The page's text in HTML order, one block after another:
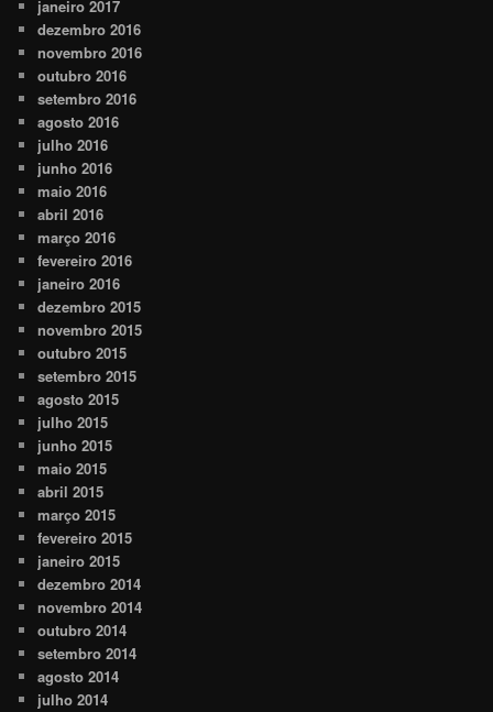
janeiro 2017
dezembro 2016
novembro 2016
outubro 2016
setembro 2016
agosto 2016
julho 2016
junho 2016
maio 2016
abril 2016
março 2016
fevereiro 2016
janeiro 2016
dezembro 2015
novembro 2015
outubro 2015
setembro 2015
agosto 2015
julho 2015
junho 2015
maio 2015
abril 2015
março 2015
fevereiro 2015
janeiro 2015
dezembro 2014
novembro 2014
outubro 2014
setembro 2014
agosto 2014
julho 2014